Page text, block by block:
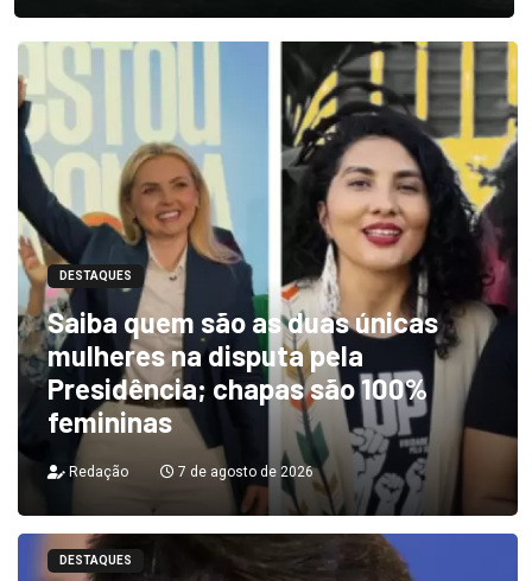
DESTAQUES
Saiba quem são as duas únicas
mulheres na disputa pela
Presidência; chapas são 100%
femininas
Redação 7 de agosto de 2026
DESTAQUES